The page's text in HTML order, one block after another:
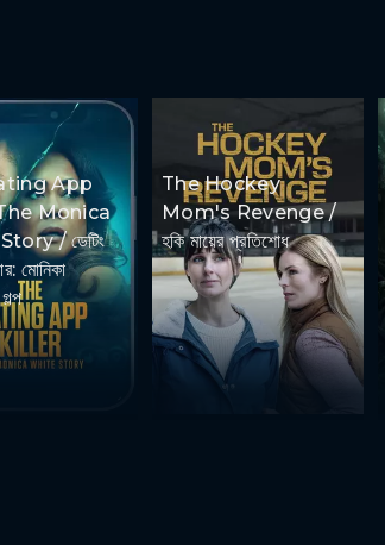
App
Monica
/ ডেটিং
মোনিকা
The Hockey
Mom's Revenge /
হকি মায়ের প্রতিশোধ